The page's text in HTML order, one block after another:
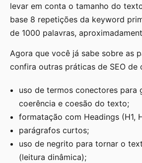
levar em conta o tamanho do
base 8 repetições da keyword
de 1000 palavras,
Agora que você já sabe sobre as
confira outras práticas de SEO de
uso de termos conectores para
coerência e coesão do texto;
formatação com Headings (H1,
parágrafos curtos;
uso de negrito para tornar o
(leitura dinâmica);